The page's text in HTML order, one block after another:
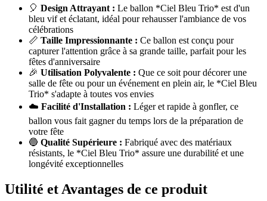
🎈 Design Attrayant : Le ballon *Ciel Bleu Trio* est d'un
bleu vif et éclatant, idéal pour rehausser l'ambiance de vos
célébrations
📏 Taille Impressionnante : Ce ballon est conçu pour
capturer l'attention grâce à sa grande taille, parfait pour les
fêtes d'anniversaire
🎉 Utilisation Polyvalente : Que ce soit pour décorer une
salle de fête ou pour un événement en plein air, le *Ciel Bleu
Trio* s'adapte à toutes vos envies
☁️ Facilité d'Installation : Léger et rapide à gonfler, ce
ballon vous fait gagner du temps lors de la préparation de
votre fête
🔵 Qualité Supérieure : Fabriqué avec des matériaux
résistants, le *Ciel Bleu Trio* assure une durabilité et une
longévité exceptionnelles
Utilité et Avantages de ce produit